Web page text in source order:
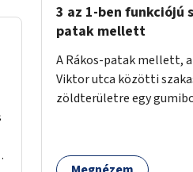
3 az 1-ben funkciójú
patak mellett
A Rákos-patak mellett, a
Viktor utca közötti
zöldterületre egy
tollaslabdára, illetve